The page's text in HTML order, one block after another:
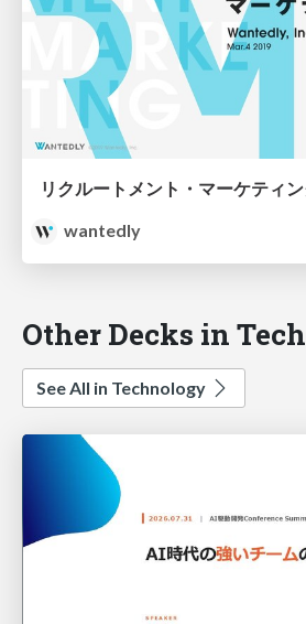
wantedly
Other Decks in
See All in Technology